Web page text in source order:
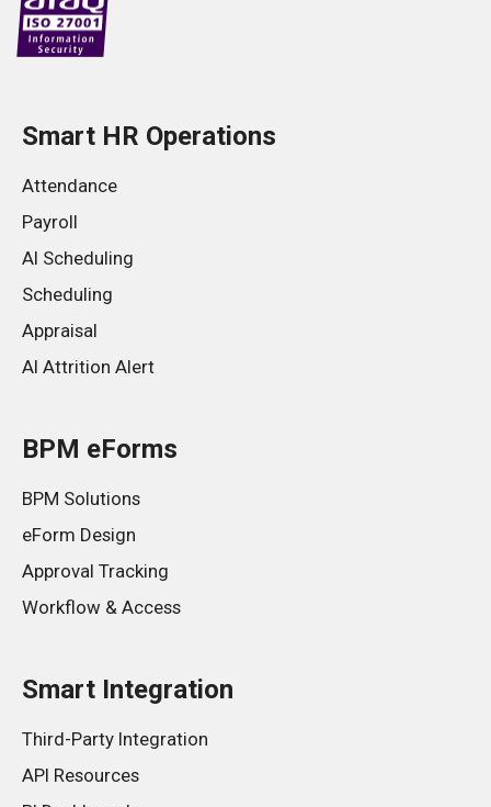
Smart HR Operations
Attendance
Payroll
AI Scheduling
Scheduling
Appraisal
AI Attrition Alert
BPM eForms
BPM Solutions
eForm Design
Approval Tracking
Workflow & Access
Smart Integration
Third-Party Integration
API Resources